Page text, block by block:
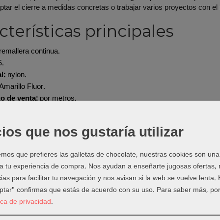
el cierre a medidas concretas o trabajar varios proyectos con
principales
continua.
nylon.
Fluor.
de venta:por metros.
bolsos, mochilas, fundas, cojines, neceseres y
elegir cremallera
continua cuando necesitas una medida personalizada,
cortar la cremallera a la longitud exacta del proyecto.
de uso
que nos gustaría utilizar
que prefieres las galletas de chocolate, nuestras cookies son
tu experiencia de compra. Nos ayudan a enseñarte jugosas ofertas,
para facilitar tu navegación y nos avisan si la web se vuelve lenta.
confirmas que estás de acuerdo con su uso. Para saber más,
de privacidad.